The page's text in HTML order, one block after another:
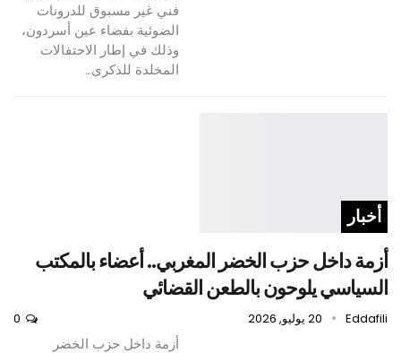
فني غير مسبوق للدرونات
الضوئية بفضاء عين أسردون،
وذلك في إطار الاحتفالات
المخلدة للذكرى…
أخبار
أزمة داخل حزب الخضر المغربي.. أعضاء بالمكتب
السياسي يلوحون بالطعن القضائي
Eddafili 20 يوليو, 2026
أزمة داخل حزب الخضر